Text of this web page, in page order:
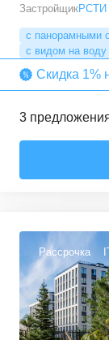
ЗастройщикРСТИ
с панорамными
с видом на воду
Скидка 1%
«РСТИ»
3
Рассрочка